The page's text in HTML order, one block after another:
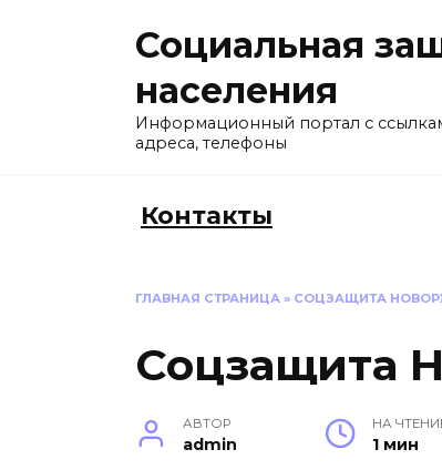
Социальная
населения
Информационный портал с
адреса, телефоны
Контакты
ГЛАВНАЯ СТРАНИЦА » СОЦЗАЩИТА
Соцзащита
АВТОР
admin
НА
1 мин